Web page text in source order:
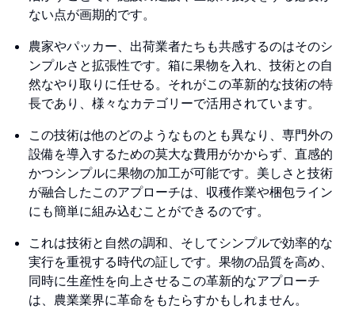
ない点が画期的です。
農家やパッカー、出荷業者たちも共感するのはそのシ
ンプルさと拡張性です。箱に果物を入れ、技術との自
然なやり取りに任せる。それがこの革新的な技術の特
長であり、様々なカテゴリーで活用されています。
この技術は他のどのようなものとも異なり、専門外の
設備を導入するための莫大な費用がかからず、直感的
かつシンプルに果物の加工が可能です。美しさと技術
が融合したこのアプローチは、収穫作業や梱包ライン
にも簡単に組み込むことができるのです。
これは技術と自然の調和、そしてシンプルで効率的な
実行を重視する時代の証しです。果物の品質を高め、
同時に生産性を向上させるこの革新的なアプローチ
は、農業業界に革命をもたらすかもしれません。